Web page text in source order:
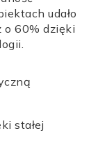
udało
o 60% dzięki
stałej